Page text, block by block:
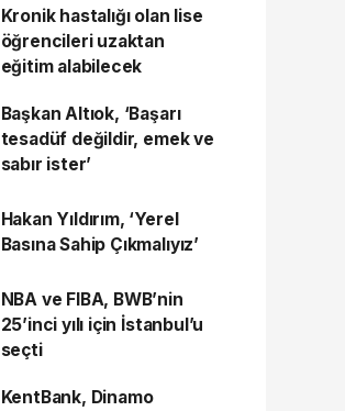
Kronik hastalığı olan lise
öğrencileri uzaktan
eğitim alabilecek
Başkan Altıok, ‘Başarı
tesadüf değildir, emek ve
sabır ister’
Hakan Yıldırım, ‘Yerel
Basına Sahip Çıkmalıyız’
NBA ve FIBA, BWB’nin
25’inci yılı için İstanbul’u
seçti
KentBank, Dinamo